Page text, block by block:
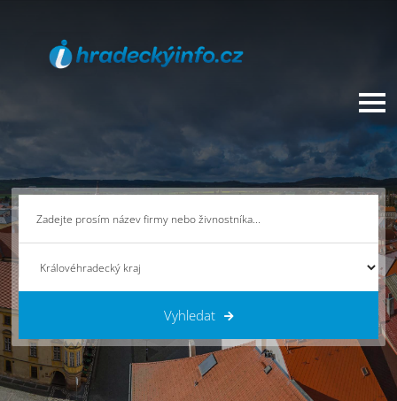
Vyhledat